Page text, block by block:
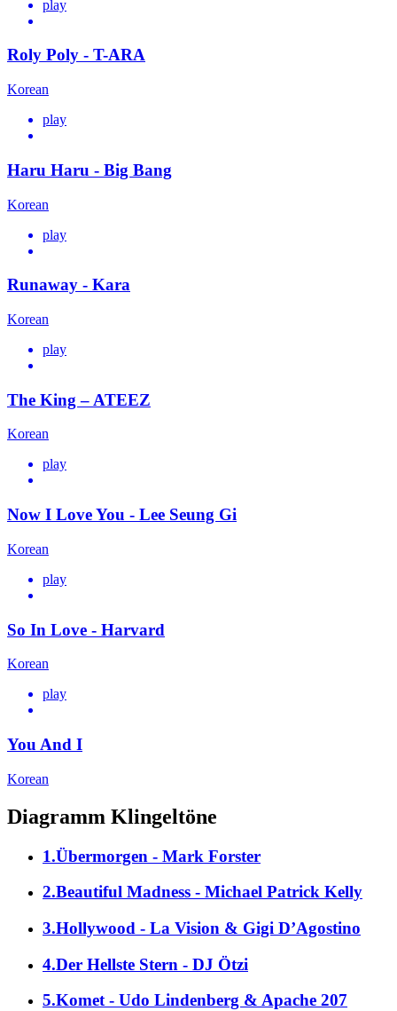
play
Roly Poly - T-ARA
Korean
play
Haru Haru - Big Bang
Korean
play
Runaway - Kara
Korean
play
The King – ATEEZ
Korean
play
Now I Love You - Lee Seung Gi
Korean
play
So In Love - Harvard
Korean
play
You And I
Korean
Diagramm Klingeltöne
1.Übermorgen - Mark Forster
2.Beautiful Madness - Michael Patrick Kelly
3.Hollywood - La Vision & Gigi D’Agostino
4.Der Hellste Stern - DJ Ötzi
5.Komet - Udo Lindenberg & Apache 207